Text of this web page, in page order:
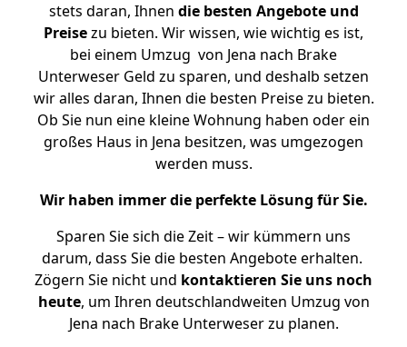
stets daran, Ihnen die besten Angebote und
Preisezu bieten. Wir wissen, wie wichtig es ist,
bei einem Umzug von Jena nach Brake
Unterweser Geld zu sparen, und deshalb setzen
wir alles daran, Ihnen die besten Preise zu bieten.
Ob Sie nun eine kleine Wohnung haben oder ein
großes Haus in Jena besitzen, was umgezogen
werden muss.
Wir haben immer die perfekte Lösung für Sie.
Sparen Sie sich die Zeit – wir kümmern uns
darum, dass Sie die besten Angebote erhalten.
Zögern Sie nicht und kontaktieren Sie uns noch
heute, um Ihren deutschlandweiten Umzug von
Jena nach Brake Unterweser zu planen.